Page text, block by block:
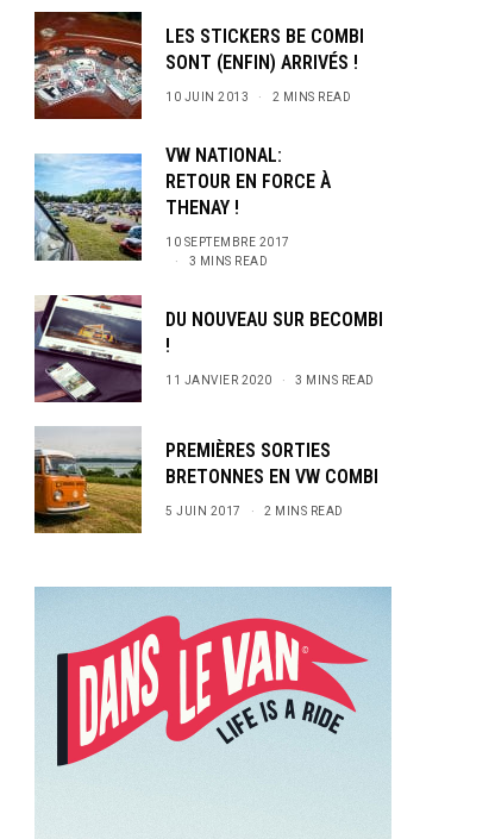
LES STICKERS BE COMBI
SONT (ENFIN) ARRIVÉS !
10 JUIN 2013 2 MINS READ
VW NATIONAL:
RETOUR EN FORCE À
THENAY !
10 SEPTEMBRE 2017
3 MINS READ
DU NOUVEAU SUR BECOMBI
!
11 JANVIER 2020 3 MINS READ
PREMIÈRES SORTIES
BRETONNES EN VW COMBI
5 JUIN 2017 2 MINS READ